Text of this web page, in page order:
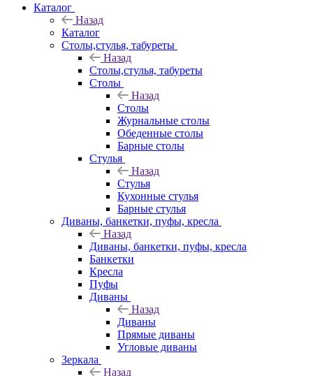
Каталог
Назад
Каталог
Столы,стулья, табуреты
Назад
Столы,стулья, табуреты
Столы
Назад
Столы
Журнальные столы
Обеденные столы
Барные столы
Стулья
Назад
Стулья
Кухонные стулья
Барные стулья
Диваны, банкетки, пуфы, кресла
Назад
Диваны, банкетки, пуфы, кресла
Банкетки
Кресла
Пуфы
Диваны
Назад
Диваны
Прямые диваны
Угловые диваны
Зеркала
Назад